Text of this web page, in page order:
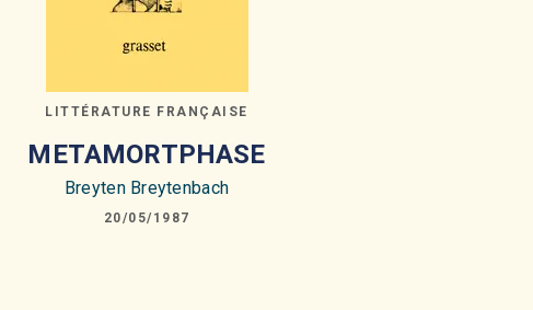
LITTÉRATURE FRANÇAISE
METAMORTPHASE
Breyten Breytenbach
20/05/1987